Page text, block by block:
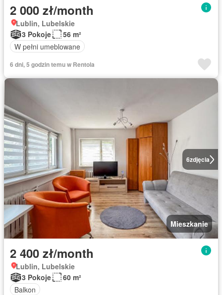
2 000 zł/month
Lublin, Lubelskie
3 Pokoje
56 m²
W pełni umeblowane
6 dni, 5 godzin temu w Rentola
6zdjęcia
Mieszkanie
2 400 zł/month
Lublin, Lubelskie
3 Pokoje
60 m²
Balkon